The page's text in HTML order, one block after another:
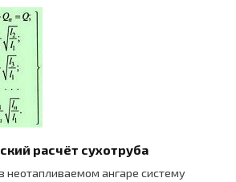
расчёт сухотруба
неотапливаемом ангаре систему